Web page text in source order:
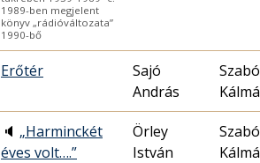
1989-ben megjelent
könyv „rádióváltozata”
1990-bő
Erőtér
Sajó
András
Szabó
🔈 „Harminckét
éves volt….”
Örley
István
Szabó